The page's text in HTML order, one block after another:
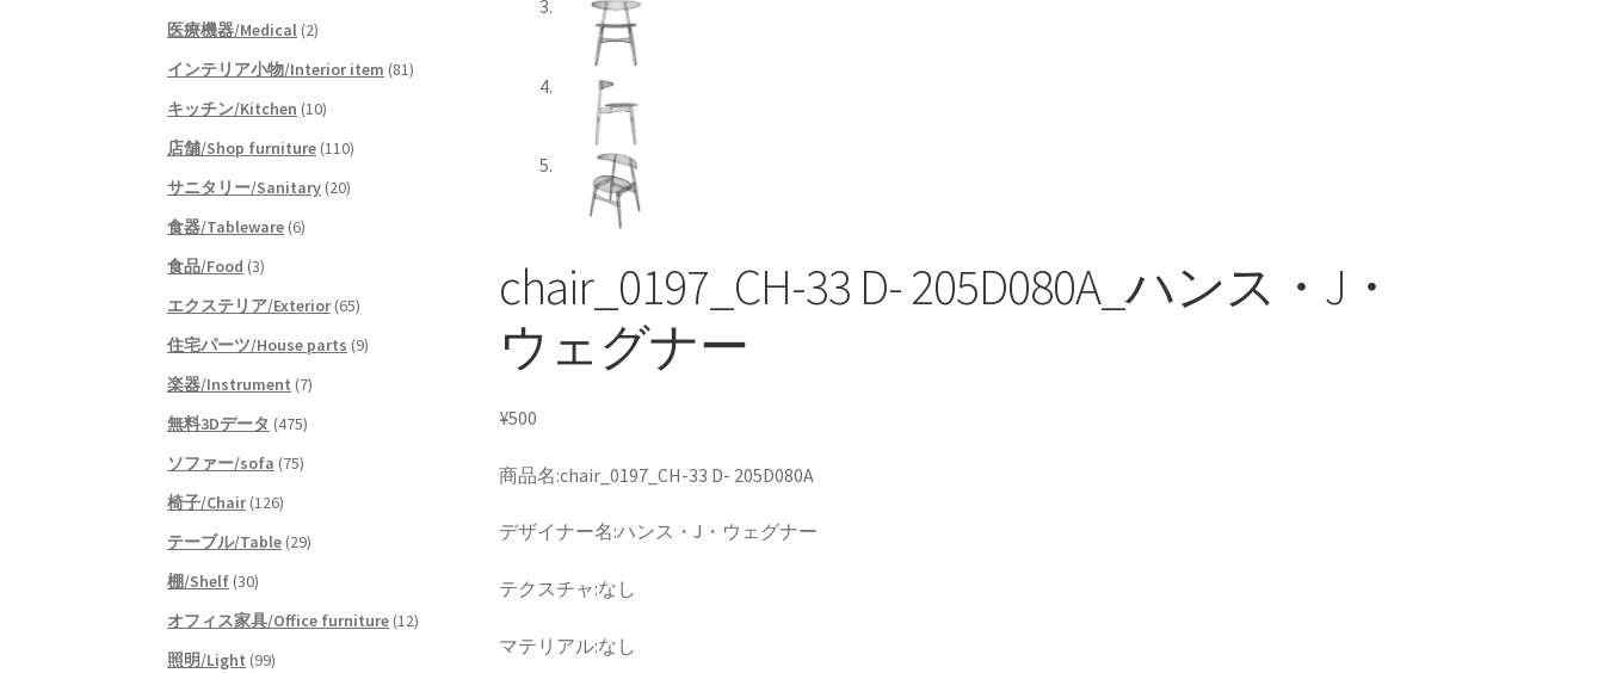
chair_0197_CH-33 D- 205D080A_ハンス・J・
ウェグナー
¥500
商品名:chair_0197_CH-33 D- 205D080A
デザイナー名:ハンス・J・ウェグナー
テクスチャ:なし
マテリアル:なし
医療機器/Medical (2)
インテリア小物/Interior item (81)
キッチン/Kitchen (10)
店舗/Shop furniture (110)
サニタリー/Sanitary (20)
食器/Tableware (6)
食品/Food (3)
エクステリア/Exterior (65)
住宅パーツ/House parts (9)
楽器/Instrument (7)
無料3Dデータ (475)
ソファー/sofa (75)
椅子/Chair (126)
テーブル/Table (29)
棚/Shelf (30)
オフィス家具/Office furniture (12)
照明/Light (99)